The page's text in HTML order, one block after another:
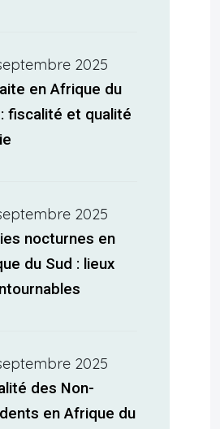
2025
en Afrique du
fiscalité et qualité
2025
nocturnes en
du Sud : lieux
2025
des Non-
en Afrique du